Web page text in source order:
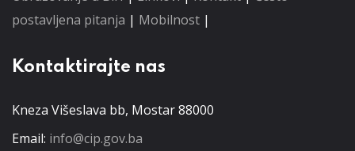
postavljena pitanja | Mobilnost |
Kontaktirajte nas
Kneza Višeslava bb, Mostar 88000
Email: info@cip.gov.ba